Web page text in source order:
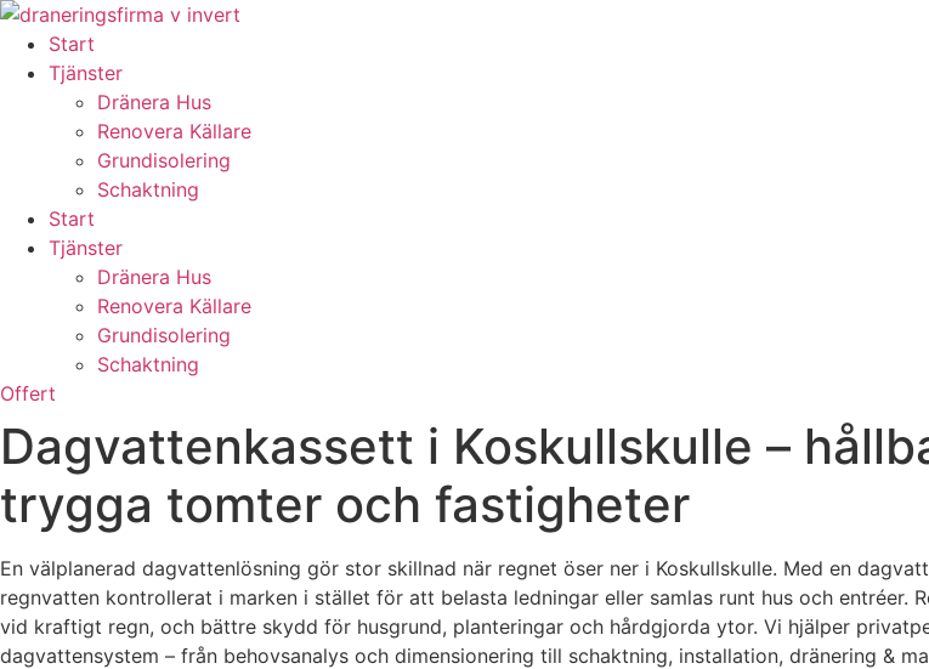
Skip
content
Start
Tjänster
Dränera Hus
Renovera Källare
Grundisolering
Schaktning
Start
Tjänster
Dränera Hus
Renovera Källare
Grundisolering
Schaktning
Offert
Dagvattenkassett i Koskullskulle –
trygga tomter och fastigheter
En välplanerad dagvattenlösning gör stor skillnad när regnet öser ner i Koskullskulle. Med en
regnvatten kontrollerat i marken i stället för att belasta ledningar eller samlas runt hus och entréer.
vid kraftigt regn, och bättre skydd för husgrund, planteringar och hårdgjorda ytor. Vi hjälper
dagvattensystem – från behovsanalys och dimensionering till schaktning, installation, dränering &